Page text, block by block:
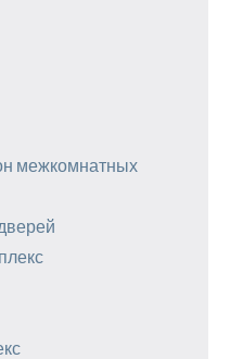
межкомнатных